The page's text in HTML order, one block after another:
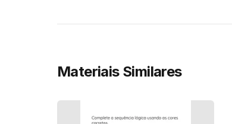
Materiais Similares